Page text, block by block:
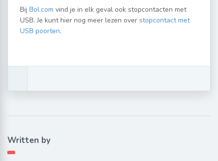
Bij Bol.com vind je in elk geval ook stopcontacten met
USB. Je kunt hier nog meer lezen over stopcontact met
USB poorten.
Written by